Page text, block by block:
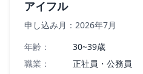
アイフル
申し込み月： 2026年7月
年齢：
30~39歳
職業：
正社員・公務員